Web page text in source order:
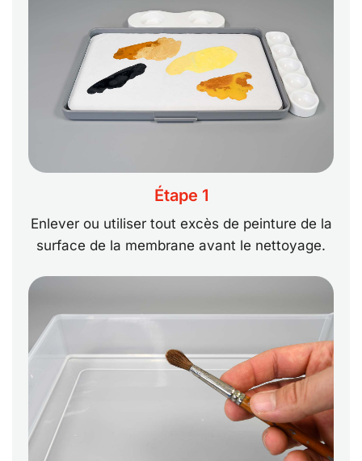
Étape 1
Enlever ou utiliser tout excès de peinture de la
surface de la membrane avant le nettoyage.